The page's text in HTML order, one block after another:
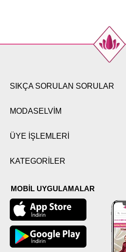
SIKÇA SORULAN SORULAR
MODASELVİM
ÜYE İŞLEMLERİ
KATEGORİLER
MOBİL UYGULAMALAR